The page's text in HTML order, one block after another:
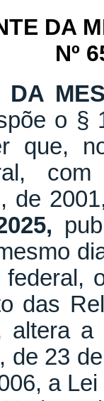
DA
Nº
DA
o §
que,
de
das
altera
de 23
a